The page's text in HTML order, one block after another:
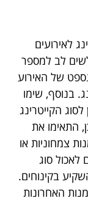
לאירועים
לב למספר
של האירוע
בנוסף, שימו
הקייטרינג
התאימו את
צמחוניות או
לאכול סוג
בקינוחים.
האחרונות